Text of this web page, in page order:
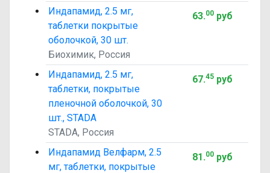
Индапамид, 2.5 мг,
таблетки покрытые
оболочкой, 30 шт.
Биохимик, Россия
63.00руб
Индапамид, 2.5 мг,
таблетки, покрытые
пленочной оболочкой, 30
шт., STADA
STADA, Россия
67.45руб
Индапамид Велфарм, 2.5
мг, таблетки, покрытые
81.00руб